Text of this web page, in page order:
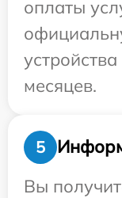
оплаты
месяцев.
5
Вы